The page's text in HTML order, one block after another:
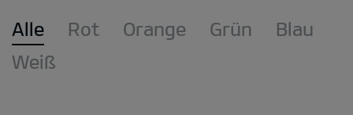
Alle Rot Orange Grün
Blau
Weiß